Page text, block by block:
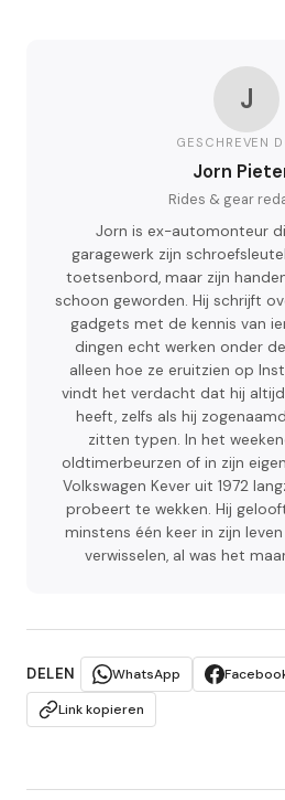
J
GESCHREVEN
Jorn
Rides & gear
Jorn is ex-automonteur
garagewerk zijn
toetsenbord, maar zijn
schoon geworden. Hij schrijft
gadgets met de kennis van
dingen echt werken onder
alleen hoe ze eruitzien op
vindt het verdacht dat hij
heeft, zelfs als hij
zitten typen. In het
oldtimerbeurzen of in zijn
Volkswagen Kever uit 1972
probeert te wekken. Hij
minstens één keer in zijn
verwisselen, al was het
DELEN WhatsApp
Link kopieren